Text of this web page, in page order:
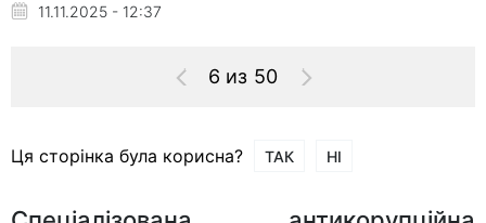
11.11.2025 - 12:37
6 из 50
Ця сторінка була корисна? ТАК НІ